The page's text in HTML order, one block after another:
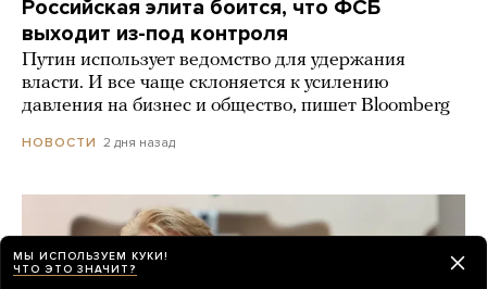
Российская элита боится, что ФСБ
выходит из-под контроля
Путин использует ведомство для удержания
власти. И все чаще склоняется к усилению
давления на бизнес и общество, пишет Bloomberg
НОВОСТИ 2 дня назад
МЫ ИСПОЛЬЗУЕМ КУКИ!
ЧТО ЭТО ЗНАЧИТ?